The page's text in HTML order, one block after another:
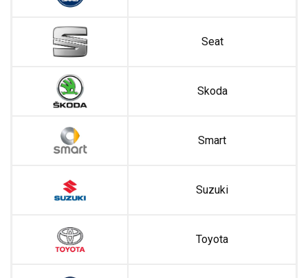
Seat
Skoda
Smart
Suzuki
Toyota